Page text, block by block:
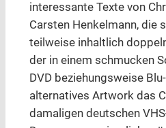
interessante Texte von
Carsten Henkelmann, die
teilweise inhaltlich
der in einem schmucken
DVD beziehungsweise
alternatives Artwork das
damaligen deutschen